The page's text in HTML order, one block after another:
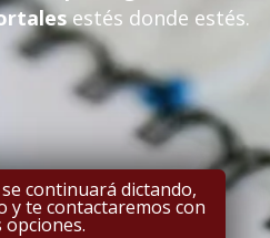
estés donde estés.
continuará dictando,
y te contactaremos con